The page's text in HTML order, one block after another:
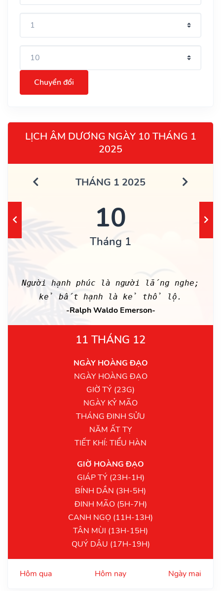
Chuyển đổi
LỊCH ÂM DƯƠNG NGÀY 10 THÁNG 1
2025
THÁNG 1 2025
10
Tháng 1
Người hạnh phúc là người lắng nghe;
kẻ bất hạnh là kẻ thổ lộ.
-Ralph Waldo Emerson-
11 THÁNG 12
NGÀY HOÀNG ĐẠO
NGÀY HOÀNG ĐẠO
GIỜ TÝ (23G)
NGÀY KỶ MÃO
THÁNG ĐINH SỬU
NĂM ẤT TỴ
TIẾT KHÍ: TIỂU HÀN
GIỜ HOÀNG ĐẠO
GIÁP TÝ (23H-1H)
BÍNH DẦN (3H-5H)
ĐINH MÃO (5H-7H)
CANH NGỌ (11H-13H)
TÂN MÙI (13H-15H)
QUÝ DẬU (17H-19H)
Hôm qua Hôm nay Ngày mai